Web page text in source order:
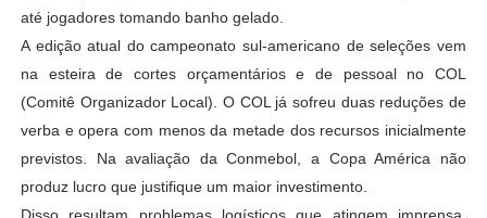
até jogadores tomando banho gelado.
A edição atual do campeonato sul-americano de seleções vem
na esteira de cortes orçamentários e de pessoal no COL
(Comitê Organizador Local). O COL já sofreu duas reduções de
verba e opera com menos da metade dos recursos inicialmente
previstos. Na avaliação da Conmebol, a Copa América não
produz lucro que justifique um maior investimento.